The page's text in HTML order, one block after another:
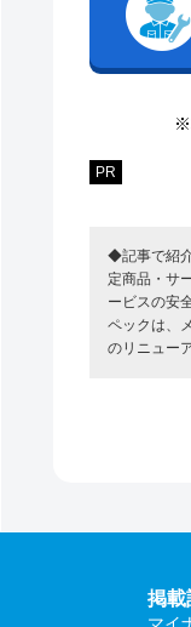
※
PR
◆記事で紹
定商品・サ
ービスの安
ペックは、
のリニュー
掲載